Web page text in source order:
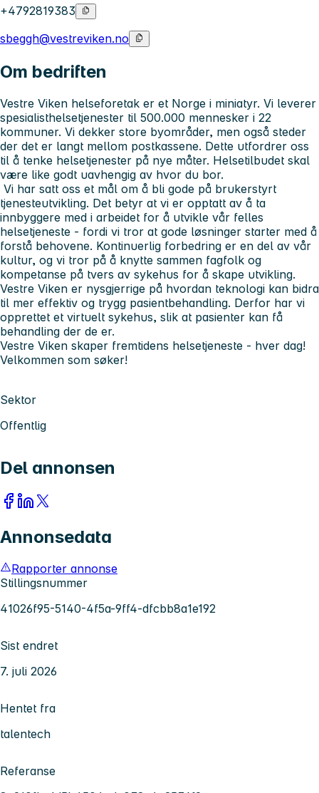
+4792819383
sbeggh@vestreviken.no
Om bedriften
Vestre Viken helseforetak er et Norge i miniatyr. Vi leverer
spesialisthelsetjenester til 500.000 mennesker i 22
kommuner. Vi dekker store byområder, men også steder
der det er langt mellom postkassene. Dette utfordrer oss
til å tenke helsetjenester på nye måter. Helsetilbudet skal
være like godt uavhengig av hvor du bor.
Vi har satt oss et mål om å bli gode på brukerstyrt
tjenesteutvikling. Det betyr at vi er opptatt av å ta
innbyggere med i arbeidet for å utvikle vår felles
helsetjeneste - fordi vi tror at gode løsninger starter med å
forstå behovene. Kontinuerlig forbedring er en del av vår
kultur, og vi tror på å knytte sammen fagfolk og
kompetanse på tvers av sykehus for å skape utvikling.
Vestre Viken er nysgjerrige på hvordan teknologi kan bidra
til mer effektiv og trygg pasientbehandling. Derfor har vi
opprettet et virtuelt sykehus, slik at pasienter kan få
behandling der de er.
Vestre Viken skaper fremtidens helsetjeneste - hver dag!
Velkommen som søker!
Sektor
Offentlig
Del annonsen
Annonsedata
Rapporter annonse
Stillingsnummer
41026f95-5140-4f5a-9ff4-dfcbb8a1e192
Sist endret
7. juli 2026
Hentet fra
talentech
Referanse